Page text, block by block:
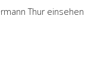
Thur einsehen